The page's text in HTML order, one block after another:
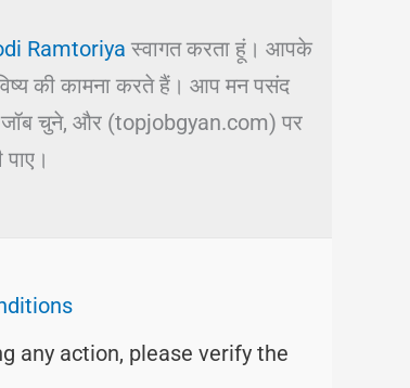
Ramtoriya स्वागत करता हूं। आपके
की कामना करते हैं। आप मन पसंद
चुने, और (topjobgyan.com) पर
पाए।
any action, please verify the